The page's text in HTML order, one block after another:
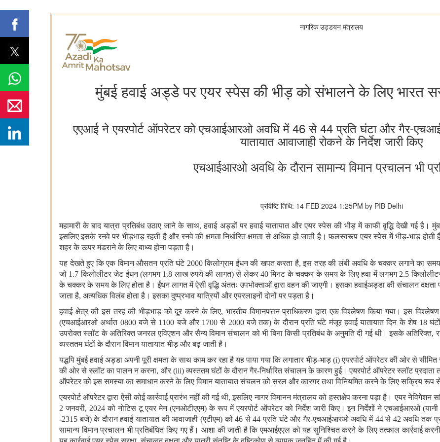
नागरिक उड्डयन मंत्रालय
मुंबई हवाई अड्डे पर एयर स्पेस की भीड़ को संभालने के लिए भारत
एएआई ने एयरपोर्ट ऑपरेटर को एचआईआरओ अवधि में 46 से 44 प्रति घंटा और गैर-
यातायात आवाजाही रोकने के निर्देश जारी किए
एचआईआरओ अवधि के दौरान सामान्य विमान प्रचालन भी
प्रविष्टि तिथि: 14 FEB 2024 1:25PM by PIB Delhi
महामारी के बाद यात्रा प्रतिबंध उठाए जाने के साथ, हवाई अड्डों पर हवाई यातायात और एयर स्पेस की भीड़ में काफी वृद्धि देखी गई
इसलिए इसके रनवे पर भीड़भाड़ रहती है और रनवे की क्षमता निर्धारित क्षमता से अधिक हो जाती है। फलस्वरूप एयर स्पेस में भीड़-भाड़
शहर के ऊपर मंडराने के लिए बाध्य होना पड़ता है।
यह देखते हुए कि एक विमान औसतन प्रति घंटे 2000 किलोग्राम ईंधन की खपत करता है, इस तरह की लंबी अवधि के चक्कर लगाने का समय
जो 1.7 किलोलीटर जेट ईंधन (लगभग 1.8 लाख रुपये की लागत) से लेकर 40 मिनट के चक्कर के समय के लिए हवा में लगभग 2.5
के चक्कर के समय के लिए होता है। ईंधन लागत में ऐसी वृद्धि अंततः उपभोक्ताओं द्वारा वहन की जाएगी। इसका हवाईअड्डा की संचालन दक्षता
जाता है, अत्यधिक विलंब होता है। इसका दुष्प्रभाव यात्रियों और एयरलाइनों दोनों पर पड़ता है।
हवाई क्षेत्र की इस तरह की भीड़भाड़ को दूर करने के लिए, भारतीय विमानपत्तन प्राधिकरण द्वारा एक विश्लेषण किया गया। इस
(एचआईआरओ अर्थात 0800 बजे से 1100 बजे और 1700 से 2000 बजे तक) के दौरान प्रति घंटे मंजूर हवाई यातायात दिन के शेष 18 घंटों
उपरोक्त स्लॉट के अतिरिक्त जनरल एविएशन और सैन्य विमान संचालन को भी बिना किसी प्रतिबंध के अनुमति दी गई थी। इसके अतिरिक्त,
व्यस्ततम घंटों के दौरान विमान यातायात भीड़ और बढ़ जाती है।
यद्धपि मुंबई हवाई अड्डा अपनी पूरी क्षमता के साथ काम कर रहा है यह पाया गया कि लगातार भीड़-भाड़ (i) एयरपोर्ट ऑपरेटर की ओर से
की ओर से स्लॉट का पालन न करना, और (iii) व्यस्ततम घंटों के दौरान गैर-निर्धारित संचालन के कारण हुई। एयरपोर्ट ऑपरेटर स्लॉट प्रदाता
ऑपरेटर को इस समस्या का समाधान करने के लिए विमान यातायात संचलन को सरल और कारगर तथा विनियमित करने के लिए सक्रिय रूप
एयरपोर्ट ऑपरेटर द्वारा ऐसी कोई कार्रवाई प्रारंभ नहीं की गई थी, इसलिए नागर विमानन मंत्रालय को हस्तक्षेप करना पड़ा है। एयर नेविगेशन
2 जनवरी, 2024 को नोटिस टू एयर मेन (एनओटीएएम) के रूप में एयरपोर्ट ऑपरेटर को निर्देश जारी किए। इन निर्देशों ने एचआईआरओ
-2315 बजे) के दौरान हवाई यातायात की आवाजाही (एटीएम) को 46 से 44 प्रति घंटे और गैर-एचआईआरओ अवधि में 44 से 42 अवधि तक
सामान्य विमान प्रचालन भी प्रतिबंधित किए गए हैं। आशा की जाती है कि एमआईएएल को यह सुनिश्चित करने के लिए तत्काल कार्रवाई करनी